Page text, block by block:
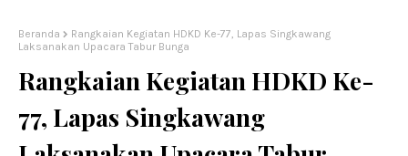
Beranda
Rangkaian Kegiatan HDKD Ke-77, Lapas Singkawang
Laksanakan Upacara Tabur Bunga
Rangkaian Kegiatan HDKD Ke-
77, Lapas Singkawang